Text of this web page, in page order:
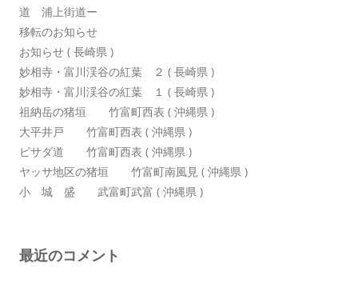
道 浦上街道ー
移転のお知らせ
お知らせ ( 長崎県 )
妙相寺・富川渓谷の紅葉 ２ ( 長崎県 )
妙相寺・富川渓谷の紅葉 １ ( 長崎県 )
祖納岳の猪垣 竹富町西表 ( 沖縄県 )
大平井戸 竹富町西表 ( 沖縄県 )
ピサダ道 竹富町西表 ( 沖縄県 )
ヤッサ地区の猪垣 竹富町南風見 ( 沖縄県 )
小 城 盛 武富町武富 ( 沖縄県 )
最近のコメント